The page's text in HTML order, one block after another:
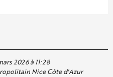
2026 à 11:28
Nice Côte d'Azur